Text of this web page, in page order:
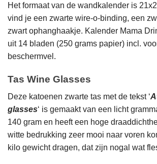
Het formaat van de wandkalender is
vind je een zwarte wire-o-binding, een
zwart ophanghaakje. Kalender Mama
uit 14 bladen (250 grams papier) incl.
beschermvel.
Tas Wine Glasses
Deze katoenen zwarte tas met de tekst ‘
glasses‘ is gemaakt van een licht
140 gram en heeft een hoge
witte bedrukking zeer mooi naar voren
kilo gewicht dragen, dat zijn nogal wat